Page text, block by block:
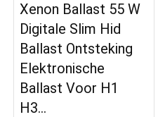
Xenon Ballast 55 W
Digitale Slim Hid
Ballast Ontsteking
Elektronische
Ballast Voor H1
H3…